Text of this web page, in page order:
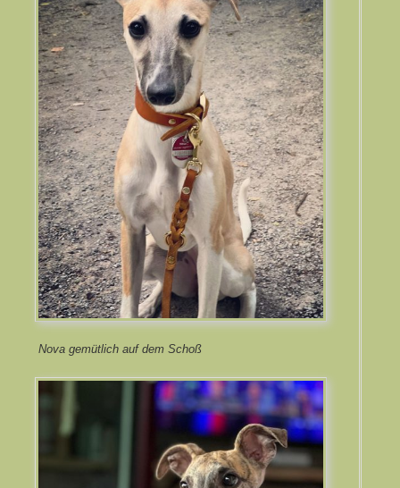
Nova gemütlich auf dem Schoß